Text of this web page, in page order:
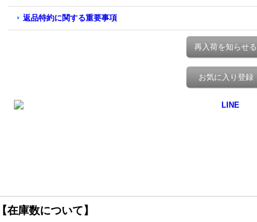
返品特約に関する重要事項
再入荷を知らせる
お気に入り登録
【在庫数について】